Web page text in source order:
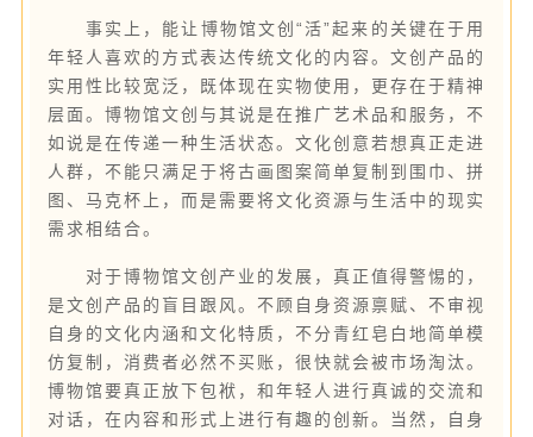
事实上，能让博物馆文创“活”起来的关键在于用
年轻人喜欢的方式表达传统文化的内容。文创产品的
实用性比较宽泛，既体现在实物使用，更存在于精神
层面。博物馆文创与其说是在推广艺术品和服务，不
如说是在传递一种生活状态。文化创意若想真正走进
人群，不能只满足于将古画图案简单复制到围巾、拼
图、马克杯上，而是需要将文化资源与生活中的现实
需求相结合。
对于博物馆文创产业的发展，真正值得警惕的，
是文创产品的盲目跟风。不顾自身资源禀赋、不审视
自身的文化内涵和文化特质，不分青红皂白地简单模
仿复制，消费者必然不买账，很快就会被市场淘汰。
博物馆要真正放下包袱，和年轻人进行真诚的交流和
对话，在内容和形式上进行有趣的创新。当然，自身